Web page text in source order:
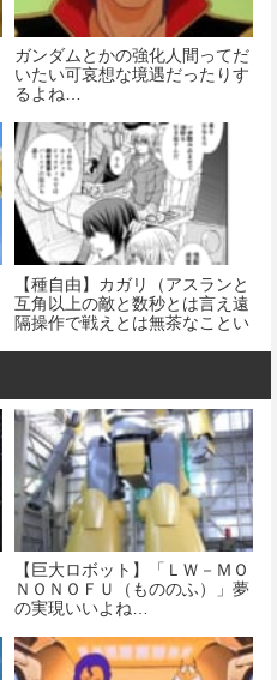
ガンダムとかの強化人間ってだ
いたい可哀想な境遇だったりす
るよね…
【種自由】カガリ（アスランと
互角以上の敵と数秒とは言え遠
隔操作で戦えとは無茶なことい
【巨大ロボット】「ＬＷ－ＭＯ
ＮＯＮＯＦＵ（もののふ）」夢
の実現いいよね…